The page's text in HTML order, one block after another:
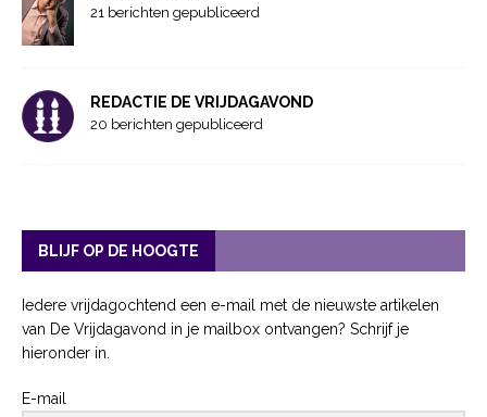
21 berichten gepubliceerd
REDACTIE DE VRIJDAGAVOND
20 berichten gepubliceerd
BLIJF OP DE HOOGTE
Iedere vrijdagochtend een e-mail met de nieuwste artikelen
van De Vrijdagavond in je mailbox ontvangen? Schrijf je
hieronder in.
E-mail